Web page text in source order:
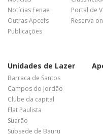
Notícias Fenae
Outras Apcefs
Publicações
Portal de
Reserva
Unidades de Lazer
Barraca de Santos
Campos do Jordão
Clube da capital
Flat Paulista
Suarão
Subsede de Bauru